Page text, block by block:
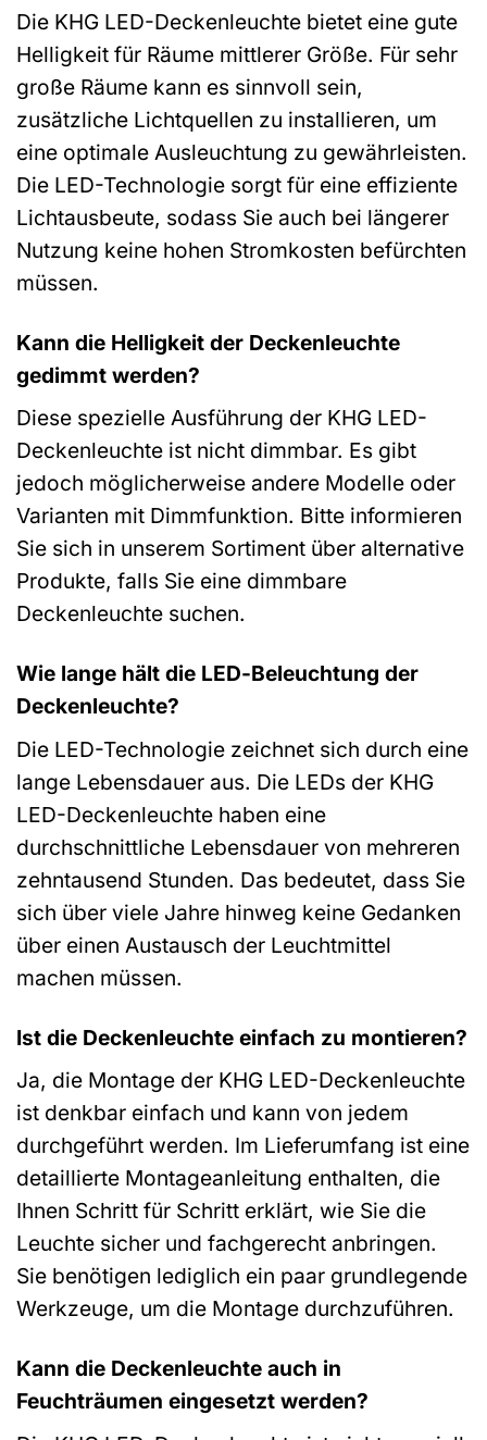
Die KHG LED-Deckenleuchte bietet eine gute
Helligkeit für Räume mittlerer Größe. Für sehr
große Räume kann es sinnvoll sein,
zusätzliche Lichtquellen zu installieren, um
eine optimale Ausleuchtung zu gewährleisten.
Die LED-Technologie sorgt für eine effiziente
Lichtausbeute, sodass Sie auch bei längerer
Nutzung keine hohen Stromkosten befürchten
müssen.
Kann die Helligkeit der Deckenleuchte
gedimmt werden?
Diese spezielle Ausführung der KHG LED-
Deckenleuchte ist nicht dimmbar. Es gibt
jedoch möglicherweise andere Modelle oder
Varianten mit Dimmfunktion. Bitte informieren
Sie sich in unserem Sortiment über alternative
Produkte, falls Sie eine dimmbare
Deckenleuchte suchen.
Wie lange hält die LED-Beleuchtung der
Deckenleuchte?
Die LED-Technologie zeichnet sich durch eine
lange Lebensdauer aus. Die LEDs der KHG
LED-Deckenleuchte haben eine
durchschnittliche Lebensdauer von mehreren
zehntausend Stunden. Das bedeutet, dass Sie
sich über viele Jahre hinweg keine Gedanken
über einen Austausch der Leuchtmittel
machen müssen.
Ist die Deckenleuchte einfach zu montieren?
Ja, die Montage der KHG LED-Deckenleuchte
ist denkbar einfach und kann von jedem
durchgeführt werden. Im Lieferumfang ist eine
detaillierte Montageanleitung enthalten, die
Ihnen Schritt für Schritt erklärt, wie Sie die
Leuchte sicher und fachgerecht anbringen.
Sie benötigen lediglich ein paar grundlegende
Werkzeuge, um die Montage durchzuführen.
Kann die Deckenleuchte auch in
Feuchträumen eingesetzt werden?